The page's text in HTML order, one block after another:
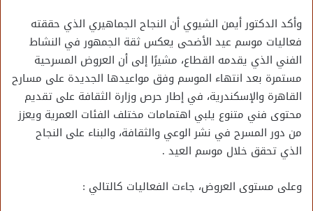
وأكد الدكتور أيمن الشيوي أن النجاح الجماهيري الذي حققته
فعاليات موسم عيد الأضحى يعكس ثقة الجمهور في النشاط
الفني الذي يقدمه القطاع، مشيرًا إلى أن العروض المسرحية
مستمرة بعد انتهاء الموسم وفق مواعيدها الجديدة على مسارح
القاهرة والإسكندرية، في إطار حرص وزارة الثقافة على تقديم
محتوى فني متنوع يلبي اهتمامات مختلف الفئات العمرية ويعزز
من دور المسرح في نشر الوعي والثقافة، والبناء على النجاح
الذي تحقق خلال موسم العيد .
وعلى مستوى العروض، جاءت الفعاليات كالتالي :